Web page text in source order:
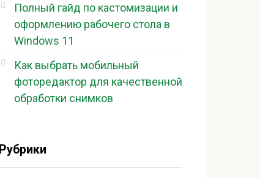
Полный гайд по кастомизации и
оформлению рабочего стола в
Windows 11
Как выбрать мобильный
фоторедактор для качественной
обработки снимков
Рубрики